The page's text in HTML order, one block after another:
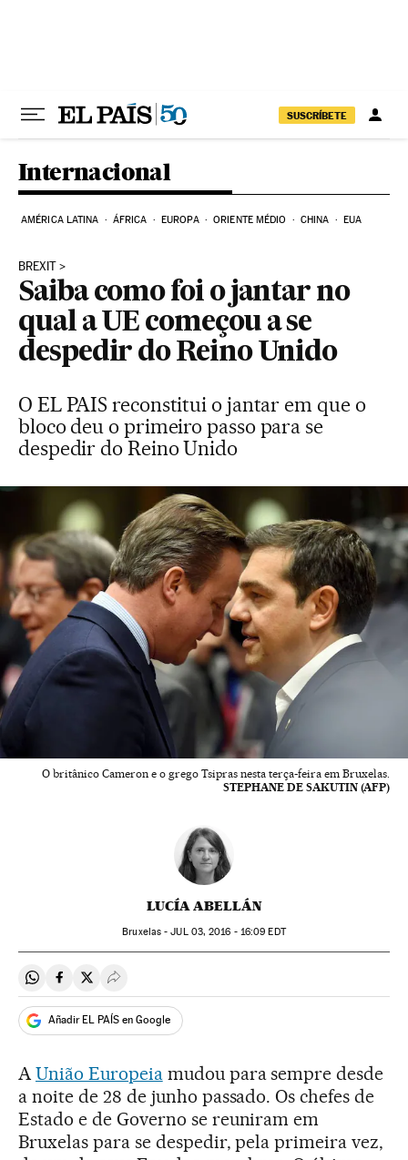
SUSCRÍBETE
Internacional
AMÉRICA LATINA ÁFRICA EUROPA ORIENTE MÉDIO CHINA EUA
BREXIT
Saiba como foi o jantar no
qual a UE começou a se
despedir do Reino Unido
O EL PAIS reconstitui o jantar em que o
bloco deu o primeiro passo para se
despedir do Reino Unido
O britânico Cameron e o grego Tsipras nesta terça-feira em Bruxelas.
STEPHANE DE SAKUTIN (AFP)
LUCÍA ABELLÁN
Bruxelas -JUL03, 2016 - 16:09 EDT
Compartir en Whatsapp
Compartir en Facebook
Compartir en Twitter
Desplegar Redes Sociales
Añadir EL PAÍS en Google
AUnião Europeiamudou para sempre desde
a noite de 28 de junho passado. Os chefes de
Estado e de Governo se reuniram em
Bruxelas para se despedir, pela primeira vez,